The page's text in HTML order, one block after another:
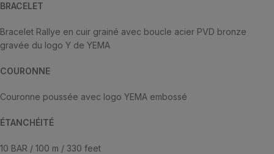
BRACELET
Bracelet Rallye en cuir grainé avec boucle acier PVD bronze
gravée du logo Y de YEMA
COURONNE
Couronne poussée avec logo YEMA embossé
ÉTANCHÉITÉ
10 BAR / 100 m / 330 feet